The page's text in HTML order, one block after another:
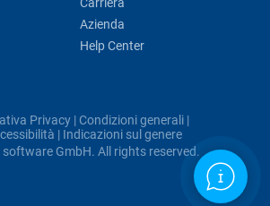
Azienda
Help Center
Privacy | Condizioni generali |
| Indicazioni sul genere
GmbH. All rights reserved.